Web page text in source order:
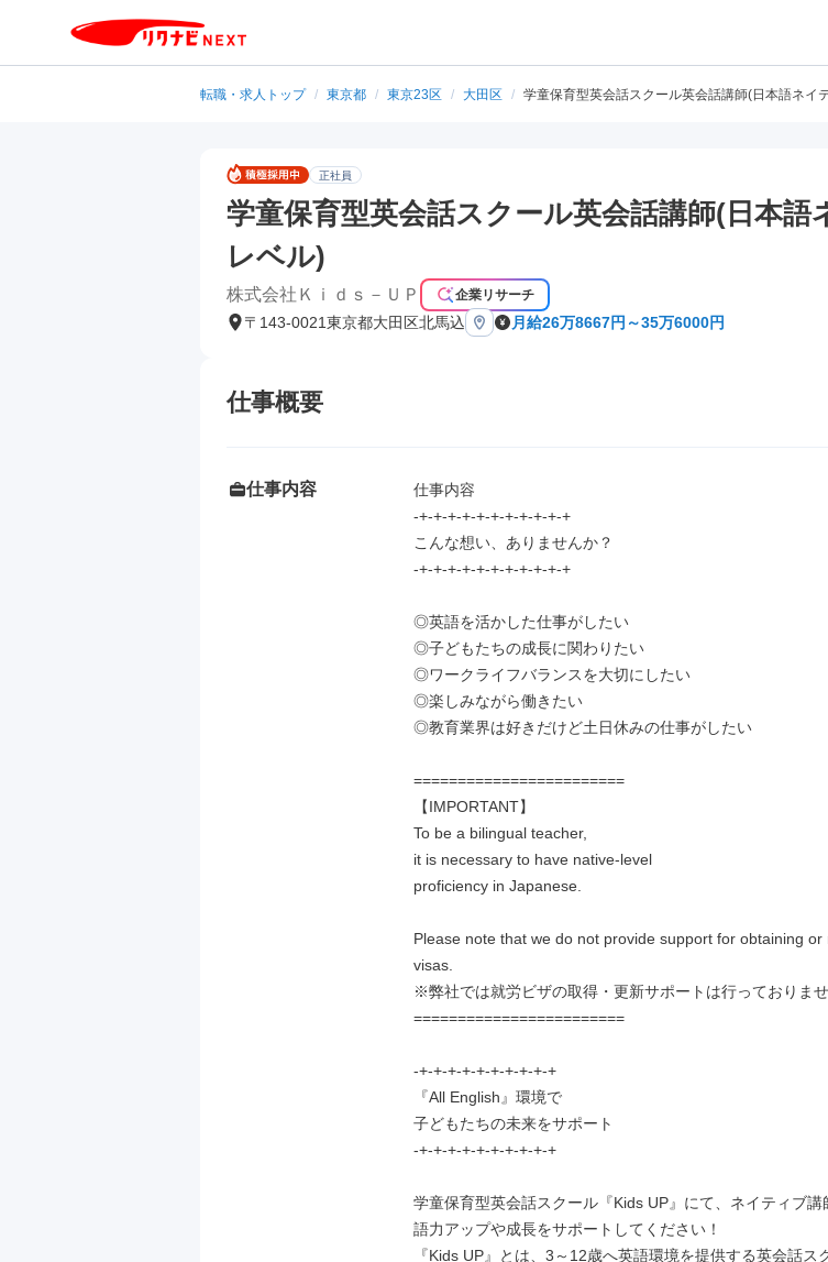
転職・求人トップ / 東京都 / 東京23区 / 大田区 / 学童保育型英会話スクール英会話講師(日本語ネイ
正社員
学童保育型英会話スクール英会話講師(日本語
レベル)
株式会社Ｋｉｄｓ－ＵＰ 企業リサーチ
〒143-0021東京都大田区北馬込 月給26万8667円～35万6000円
仕事概要
仕事内容
仕事内容
-+-+-+-+-+-+-+-+-+-+-+
こんな想い、ありませんか？
-+-+-+-+-+-+-+-+-+-+-+
◎英語を活かした仕事がしたい
◎子どもたちの成長に関わりたい
◎ワークライフバランスを大切にしたい
◎楽しみながら働きたい
◎教育業界は好きだけど土日休みの仕事がしたい
========================
【IMPORTANT】
To be a bilingual teacher,
it is necessary to have native-level
proficiency in Japanese.
Please note that we do not provide support for obtaining or
visas.
※弊社では就労ビザの取得・更新サポートは行っておりませ
========================
-+-+-+-+-+-+-+-+-+-+
『All English』環境で
子どもたちの未来をサポート
-+-+-+-+-+-+-+-+-+-+
学童保育型英会話スクール『Kids UP』にて、ネイティブ
語力アップや成長をサポートしてください！
『Kids UP』とは、3～12歳へ英語環境を提供する英会話ス